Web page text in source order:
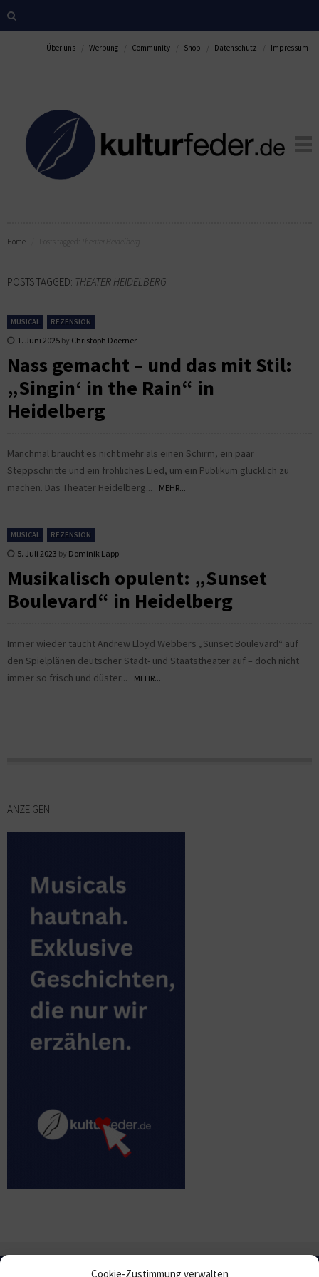
Cookie-Zustimmung verwalten
Über uns Werbung Community Shop Datenschutz Impressum
Home
POSTS TAGGED: THEATER HEIDELBERG
MUSICAL REZENSION
1. Juni 2025 by Christoph Doerner
Nass gemacht – und das mit Stil:
„Singin‘ in the Rain“ in
Heidelberg
Manchmal braucht es nicht mehr als einen Schirm, ein paar
Steppschritte und ein fröhliches Lied, um ein Publikum glücklich zu
machen. Das Theater Heidelberg...
MEHR...
MUSICAL REZENSION
5. Juli 2023 by Dominik Lapp
Musikalisch opulent: „Sunset
Boulevard“ in Heidelberg
Immer wieder taucht Andrew Lloyd Webbers „Sunset Boulevard“ auf
den Spielplänen deutscher Stadt- und Staatstheater auf – doch nicht
immer so frisch und düster...
MEHR...
ANZEIGEN